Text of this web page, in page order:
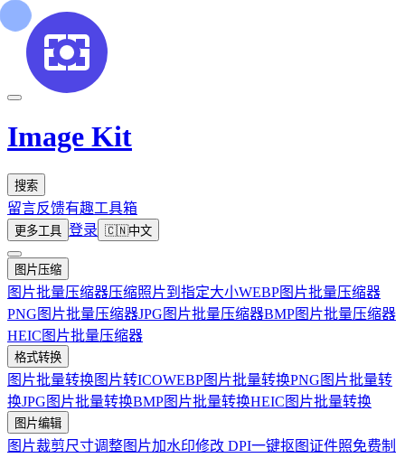
Image Kit
搜索
留言反馈有趣工具箱
更多工具 登录 🇨🇳中文
图片压缩
图片批量压缩器压缩照片到指定大小WEBP图片批量压缩器
PNG图片批量压缩器JPG图片批量压缩器BMP图片批量压缩器
HEIC图片批量压缩器
格式转换
图片批量转换图片转ICOWEBP图片批量转换PNG图片批量转
换JPG图片批量转换BMP图片批量转换HEIC图片批量转换
图片编辑
图片裁剪尺寸调整图片加水印修改 DPI一键抠图证件照免费制